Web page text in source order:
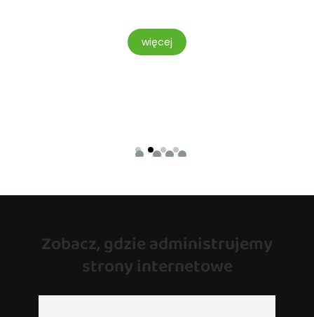
więcej
Zobacz, gdzie administrujemy
strony internetowe